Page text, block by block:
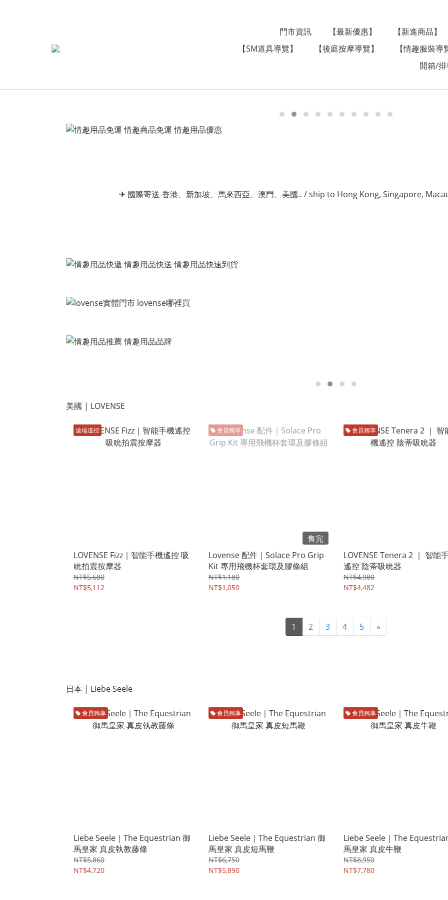
門市資訊 【最新優惠】
【新進商品】
【SM道具導覽】
【後庭按摩導覽】
【情趣服裝導
開箱/
✈ 國際寄送-香港、新加坡、馬來西亞、澳門、美國.. / ship to Hong Kong, Singapore,
美國 | LOVENSE
遠端遙控
LOVENSE Fizz｜智能手機遙控 吸
吮拍震按摩器
NT$5,680
NT$5,112
會員獨享
售完
Lovense 配件｜Solace Pro Grip
Kit 專用飛機杯套環及膠條組
NT$1,180
NT$1,050
會員獨享
LOVENSE Tenera 2 ｜ 智能
遙控 陰蒂吸吮器
NT$4,980
NT$4,482
1 2 3 4 5 »
日本 | Liebe Seele
會員獨享
Liebe Seele｜The Equestrian 御
馬皇家 真皮執教藤條
NT$5,860
NT$4,720
會員獨享
Liebe Seele｜The Equestrian 御
馬皇家 真皮短馬鞭
NT$6,750
NT$5,890
會員獨享
Liebe Seele｜The
馬皇家 真皮牛鞭
NT$8,950
NT$7,780